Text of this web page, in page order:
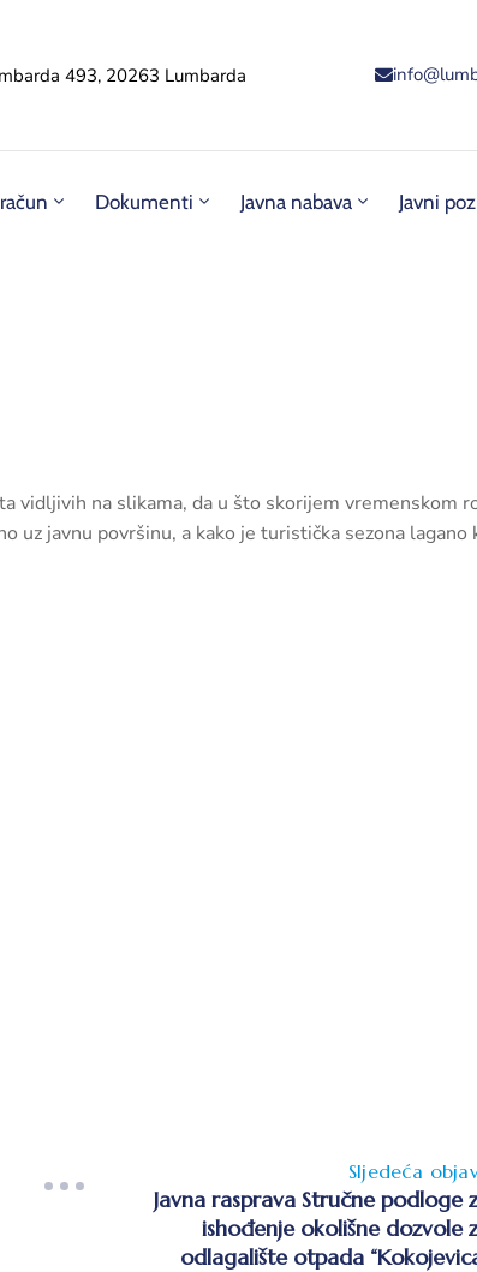
493, 20263 Lumbarda
Dokumenti Javna nabava Javni
vidljivih na slikama, da u što skorijem vremenskom
uz javnu površinu, a kako je turistička sezona lagano
Sljedeća
Javna rasprava Stručne podloge
ishođenje okolišne dozvole
odlagalište otpada